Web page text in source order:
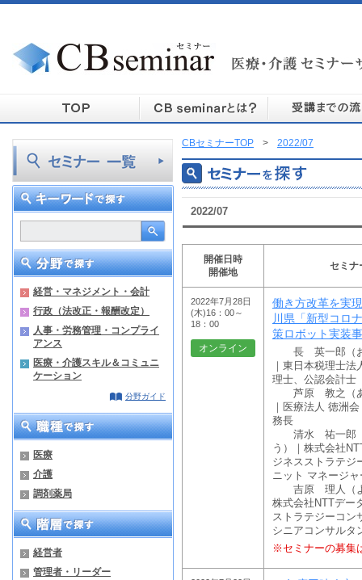
経営・マネジメント・会計
行政（法改正・報酬改定）
人事・労務管理・コンプライ
アンス
医療・介護スキル＆コミュニ
ケーション
分野ガイド
医療
介護
調剤薬局
経営者
管理者・リーダー
CBセミナーTOP > 2022/07
2022/07
開催日時
開催地
セミナ
2022年7月28日
(木)16：00～
18：00
オンライン
働き方改革を実
川県「新型コロ
策ロボット実装
長 英一郎（お
｜東日本税理士
理士、公認会計士
芦原 教之（あ
｜医療法人 徳洲
務長
清水 祐一郎（
う）｜株式会社
ジネスストラテジ
ニット マネージャ
吉原 理人（よ
株式会社NTTデー
ストラテジーコン
シニアコンサルタ
※セミナーの募集